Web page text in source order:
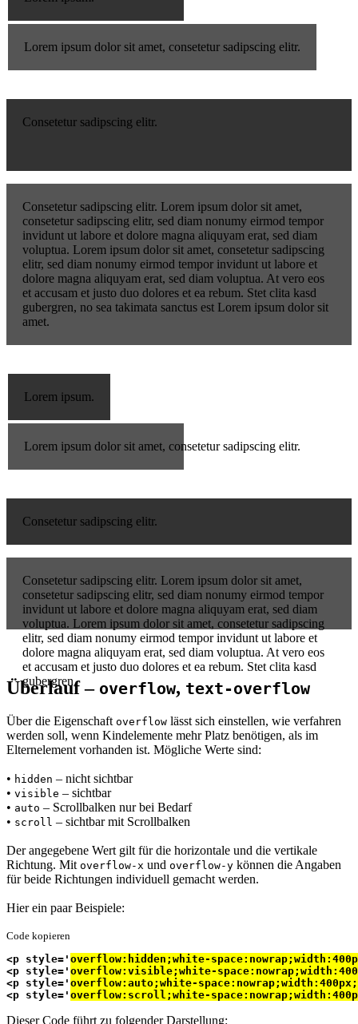
Lorem ipsum dolor sit amet, consetetur sadipscing elitr.
Consetetur sadipscing elitr.
Consetetur sadipscing elitr. Lorem ipsum dolor sit amet,
consetetur sadipscing elitr, sed diam nonumy eirmod tempor
invidunt ut labore et dolore magna aliquyam erat, sed diam
voluptua. Lorem ipsum dolor sit amet, consetetur sadipscing
elitr, sed diam nonumy eirmod tempor invidunt ut labore et
dolore magna aliquyam erat, sed diam voluptua. At vero eos
et accusam et justo duo dolores et ea rebum. Stet clita kasd
gubergren, no sea takimata sanctus est Lorem ipsum dolor sit
amet.
Lorem ipsum.
Lorem ipsum dolor sit amet, consetetur sadipscing elitr.
Consetetur sadipscing elitr.
Consetetur sadipscing elitr. Lorem ipsum dolor sit amet,
consetetur sadipscing elitr, sed diam nonumy eirmod tempor
invidunt ut labore et dolore magna aliquyam erat, sed diam
voluptua. Lorem ipsum dolor sit amet, consetetur sadipscing
elitr, sed diam nonumy eirmod tempor invidunt ut labore et
dolore magna aliquyam erat, sed diam voluptua. At vero eos
et accusam et justo duo dolores et ea rebum. Stet clita kasd
gubergren.
Überlauf – overflow, text-overflow
Über die Eigenschaft overflow lässt sich einstellen, wie verfahren
werden soll, wenn Kindelemente mehr Platz benötigen, als im
Elternelement vorhanden ist. Mögliche Werte sind:
• hidden – nicht sichtbar
• visible – sichtbar
• auto – Scrollbalken nur bei Bedarf
• scroll – sichtbar mit Scrollbalken
Der angegebene Wert gilt für die horizontale und die vertikale
Richtung. Mit overflow-x und overflow-y können die Angaben
für beide Richtungen individuell gemacht werden.
Hier ein paar Beispiele:
Code kopieren
<p style=' overflow:hidden;white-
<p style=' overflow:visible;white-
<p style=' overflow:auto;white-space:nowrap;width:400px;
<p style=' overflow:scroll;white-
Dieser Code führt zu folgender Darstellung: